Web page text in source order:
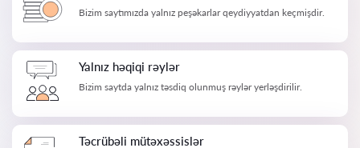
Bizim saytımızda yalnız peşəkarlar qeydiyyatdan keçmişdir.
Yalnız həqiqi rəylər
Bizim saytda yalnız təsdiq olunmuş rəylər yerləşdirilir.
Təcrübəli mütəxəssislər